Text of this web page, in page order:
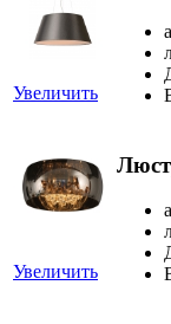
Увеличить
Увеличить